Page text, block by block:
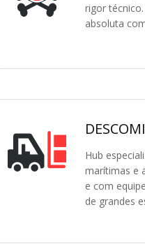
rigor
absoluta
Hub
marítimas e
e com
de grandes